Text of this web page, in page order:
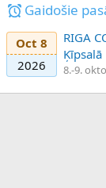
Gaidošie
Oct 8
2026
RIGA
Ķīpsalā
8.-9.